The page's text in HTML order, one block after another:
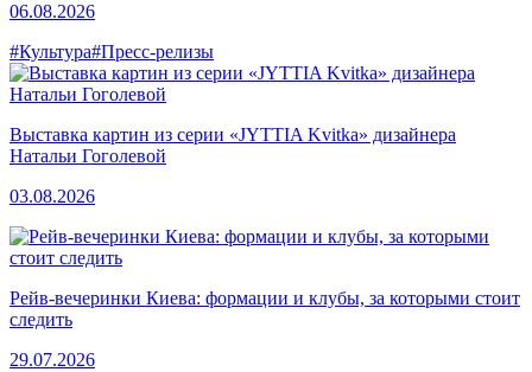
06.08.2026
#Культура#Пресс-релизы
Выставка картин из серии «JYTTIA Kvitka» дизайнера
Натальи Гоголевой
03.08.2026
Рейв-вечеринки Киева: формации и клубы, за которыми стоит
следить
29.07.2026